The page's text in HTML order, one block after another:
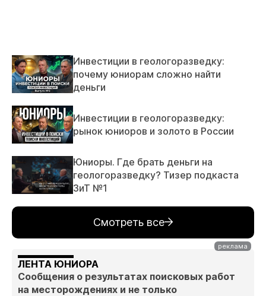
Инвестиции в геологоразведку:
почему юниорам сложно найти
деньги
Инвестиции в геологоразведку:
рынок юниоров и золото в России
Юниоры. Где брать деньги на
геологоразведку? Тизер подкаста
ЗиТ №1
Смотреть все
ЛЕНТА ЮНИОРА
Сообщения о результатах поисковых работ
на месторождениях и не только